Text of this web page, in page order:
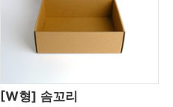
[W형] 솜꼬리